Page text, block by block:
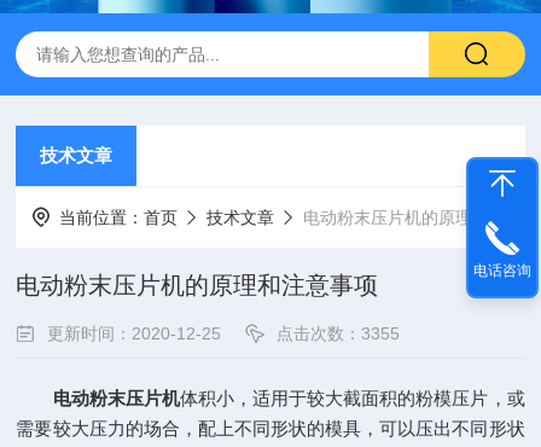
技术文章
当前位置：首页 技术文章 电动粉末压片机的原理和注意事项
电动粉末压片机的原理和注意事项
更新时间：2020-12-25 点击次数：3355
电动粉末压片机体积小，适用于较大截面积的粉模压片，或
需要较大压力的场合，配上不同形状的模具，可以压出不同形状
电话咨询